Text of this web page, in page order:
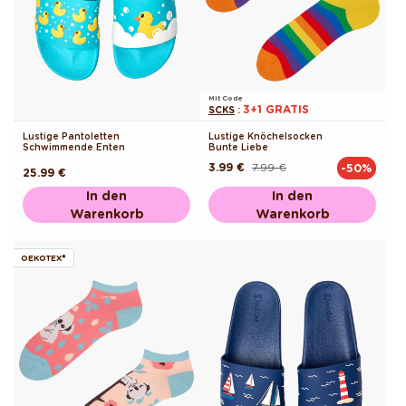
Lustige Pantoletten
Schwimmende Enten
Normaler
Preis
25.99 €
In den
Warenkorb
Mit Code
SCKS : 3+1 GRATIS
Lustige Knöchelsocken
Bunte Liebe
Normaler7.99 €
Verkaufspreis
3.99 € -50%
In den
Warenkorb
OEKOTEX®